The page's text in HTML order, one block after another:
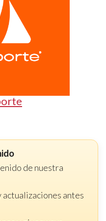
de nuestra
antes